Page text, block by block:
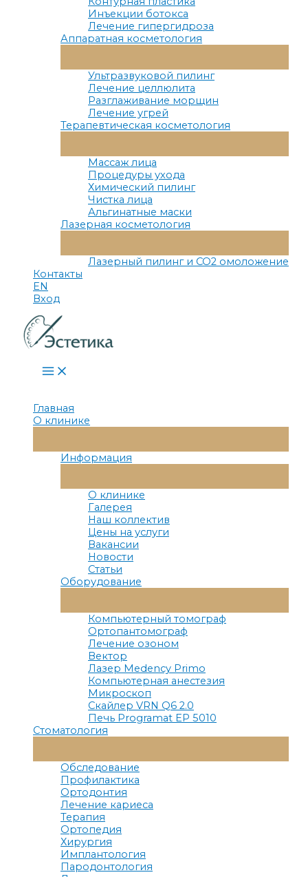
Инъекции ботокса
Лечение гипергидроза
Аппаратная косметология
Меню
Ультразвуковой пилинг
Лечение целлюлита
Разглаживание морщин
Лечение угрей
Терапевтическая косметология
Меню
Массаж лица
Процедуры ухода
Химический пилинг
Чистка лица
Альгинатные маски
Лазерная косметология
Меню
Лазерный пилинг и СО2 омоложение
Контакты
EN
Вход
Main
Menu
Главная
О клинике
Меню
Информация
Меню
О клинике
Галерея
Наш коллектив
Цены на услуги
Вакансии
Новости
Статьи
Оборудование
Меню
Компьютерный томограф
Ортопантомограф
Лечение озоном
Вектор
Лазер Medency Primo
Компьютерная анестезия
Микроскоп
Скайлер VRN Q6 2.0
Печь Programat EP 5010
Стоматология
Меню
Обследование
Профилактика
Ортодонтия
Лечение кариеса
Терапия
Ортопедия
Хирургия
Имплантология
Пародонтология